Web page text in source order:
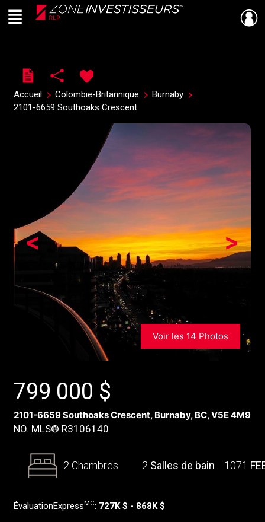
Live
En Direct
Menu
Accueil Colombie-Britannique
Burnaby
2101-6659 Southoaks Crescent
>
<
Voir les 14 Photos
799 000 $
2101-6659 Southoaks Crescent, Burnaby, BC, V5E 4M9
NO. MLS® R3106140
2 Chambres 2 Salles de bain 1071
ÉvaluationExpress MC: 727K $ - 868K $